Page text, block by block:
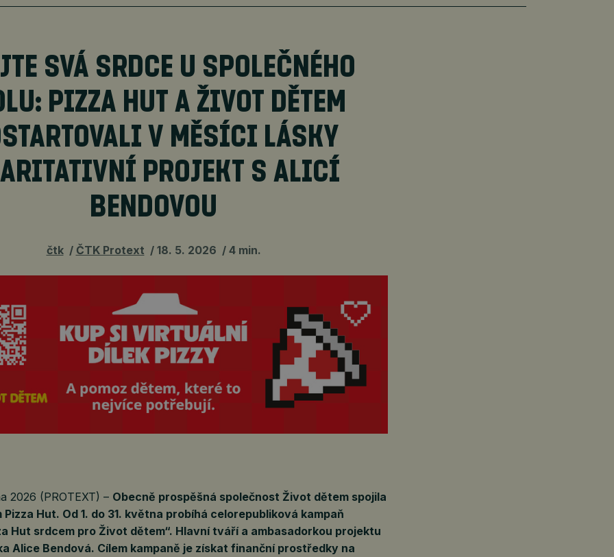
SVÁ SRDCE U SPOLEČNÉHO
PIZZA HUT A ŽIVOT DĚTEM
V MĚSÍCI LÁSKY
PROJEKT S ALICÍ
BENDOVOU
čtk ČTK Protext 18. 5. 2026 4 min.
2026 (PROTEXT) – Obecně prospěšná společnost Život dětem spojila
Hut. Od 1. do 31. května probíhá celorepubliková kampaň
Hut srdcem pro Život dětem“. Hlavní tváří a ambasadorkou projektu
Alice Bendová. Cílem kampaně je získat finanční prostředky na